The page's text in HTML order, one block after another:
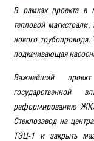
В рамках проекта в
тепловой
нового
подкачивающая
Важнейший
реформированию
Стеклозавод на
ТЭЦ-1 и закрыть